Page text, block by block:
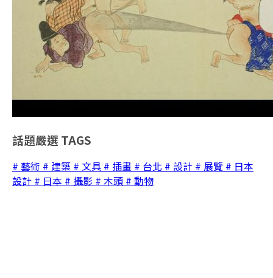
話題嚴選 TAGS
# 藝術 # 建築 # 文具 # 插畫 # 台北 # 設計 # 展覽 # 日本
設計 # 日本 # 攝影 # 木頭 # 動物